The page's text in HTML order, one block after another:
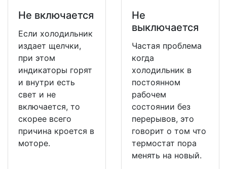
Не включается
Если холодильник
издает щелчки,
при этом
индикаторы горят
и внутри есть
свет и не
включается, то
скорее всего
причина кроется в
моторе.
Не
выключается
Частая проблема
когда
холодильник в
постоянном
рабочем
состоянии без
перерывов, это
говорит о том что
термостат пора
менять на новый.